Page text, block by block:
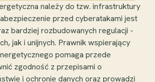
należy do tzw. infrastruktury
przed cyberatakami jest
bardziej rozbudowanych regulacji -
jak i unijnych. Prawnik wspierający
pomaga przede
zgodność z przepisami o
i ochronie danych oraz prowadzi